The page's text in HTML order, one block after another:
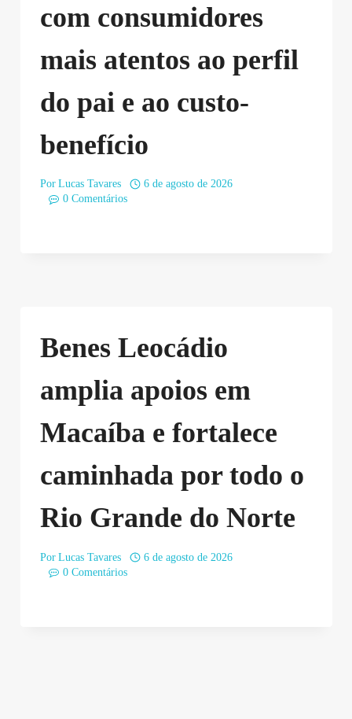
com consumidores
mais atentos ao perfil
do pai e ao custo-
benefício
Por Lucas Tavares
6 de agosto de 2026
0 Comentários
Benes Leocádio
amplia apoios em
Macaíba e fortalece
caminhada por todo o
Rio Grande do Norte
Por Lucas Tavares
6 de agosto de 2026
0 Comentários